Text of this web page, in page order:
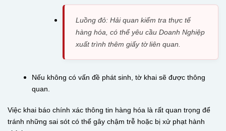
Luồng đỏ: Hải quan kiểm tra thực tế
hàng hóa, có thể yêu cầu Doanh Nghiệp
xuất trình thêm giấy tờ liên quan.
Nếu không có vấn đề phát sinh, tờ khai sẽ được thông
quan.
Việc khai báo chính xác thông tin hàng hóa là rất quan trọng để
tránh những sai sót có thể gây chậm trễ hoặc bị xử phạt hành